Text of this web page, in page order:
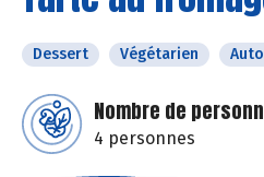
Dessert Végétarien
Nombre de
4 personnes